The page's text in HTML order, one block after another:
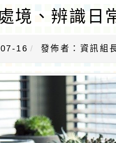
境、辨識日
16 發佈者：資訊組